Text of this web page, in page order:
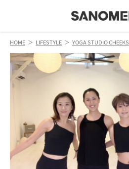
HOME ＞ LIFESTYLE ＞ YOGA STUDIO CHEEKS